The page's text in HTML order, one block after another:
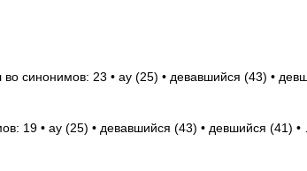
синонимов: 23 • ау (25) • девавшийся (43) •
19 • ау (25) • девавшийся (43) • девшийся (41)